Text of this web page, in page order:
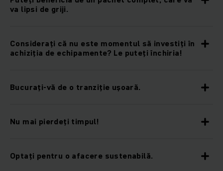
va lipsi de griji.
Considerați că nu este momentul să investiți în
achiziția de echipamente? Le puteți închiria!
Bucurați-vă de o tranziție ușoară.
Nu mai pierdeți timpul!
Optați pentru o afacere sustenabilă.